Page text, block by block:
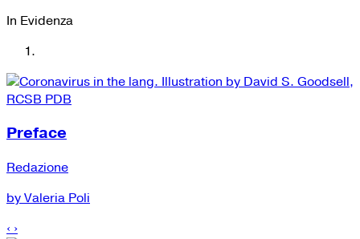
In Evidenza
Preface
Redazione
by Valeria Poli
‹ ›